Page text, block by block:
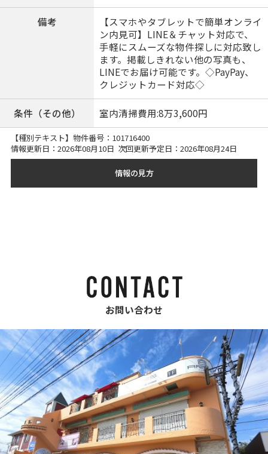
備考
【スマホやタブレットで簡単オンライ
ン内見可】LINE＆チャット対応で、
手軽にスムーズな物件探しに対応致し
ます。掲載しきれない他の写真も、
LINEでお届け可能です。◇PayPay、
クレジットカード対応◇
条件（その他） 室内清掃費用:8万3,600円
【種別テキスト】物件番号： 101716400
情報更新日：2026年08月10日 次回更新予定日：2026年08月24日
情報の見方
お問い合わせ